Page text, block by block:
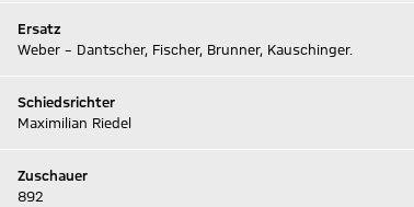
Ersatz
Weber – Dantscher, Fischer, Brunner, Kauschinger.
Schiedsrichter
Maximilian Riedel
Zuschauer
892